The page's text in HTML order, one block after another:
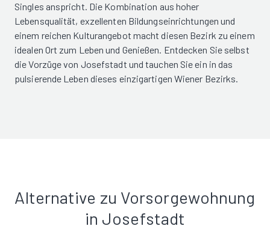
Singles anspricht. Die Kombination aus hoher
Lebensqualität, exzellenten Bildungseinrichtungen und
einem reichen Kulturangebot macht diesen Bezirk zu einem
idealen Ort zum Leben und Genießen. Entdecken Sie selbst
die Vorzüge von Josefstadt und tauchen Sie ein in das
pulsierende Leben dieses einzigartigen Wiener Bezirks.
Alternative zu Vorsorgewohnung
in Josefstadt